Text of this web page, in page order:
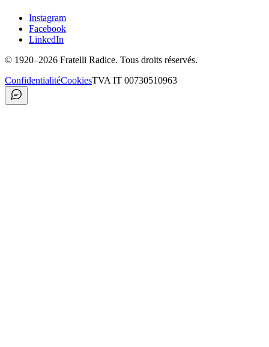
Instagram
Facebook
LinkedIn
© 1920–2026 Fratelli Radice. Tous droits réservés.
ConfidentialitéCookiesTVA IT 00730510963